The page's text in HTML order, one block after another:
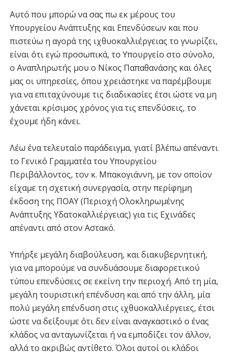
Αυτό που μπορώ να σας πω εκ μέρους του
Υπουργείου Ανάπτυξης και Επενδύσεων και που
πιστεύω η αγορά της ιχθυοκαλλιέργειας το γνωρίζει,
είναι ότι εγώ προσωπικά, το Υπουργείο στο σύνολο,
ο Αναπληρωτής μου ο Νίκος Παπαθανάσης και όλες
μας οι υπηρεσίες, όπου χρειάστηκε να παρέμβουμε
για να επιταχύνουμε τις διαδικασίες έτσι ώστε να μη
χάνεται κρίσιμος χρόνος για τις επενδύσεις, το
έχουμε ήδη κάνει.
Λέω ένα τελευταίο παράδειγμα, γιατί βλέπω απέναντι
το Γενικό Γραμματέα του Υπουργείου
Περιβάλλοντος, τον κ. Μπακογιάννη, με τον οποίον
είχαμε τη σχετική συνεργασία, στην περίφημη
έκδοση της ΠΟΑΥ (Περιοχή Ολοκληρωμένης
Ανάπτυξης Υδατοκαλλιέργειας) για τις Εχινάδες
απέναντι από στον Αστακό.
Υπήρξε μεγάλη διαβούλευση, και διακυβερνητική,
για να μπορούμε να συνδυάσουμε διαφορετικού
τύπου επενδύσεις σε εκείνη την περιοχή. Από τη μία,
μεγάλη τουριστική επένδυση και από την άλλη, μία
πολύ μεγάλη επένδυση στις ιχθυοκαλλιέργειες, έτσι
ώστε να δείξουμε ότι δεν είναι αναγκαστικό ο ένας
κλάδος να ανταγωνίζεται ή να εμποδίζει τον άλλον,
αλλά το ακριβώς αντίθετο. Όλοι αυτοί οι κλάδοι